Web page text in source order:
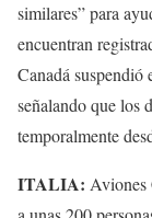
similares” para
encuentran
Canadá suspendió
señalando que los
temporalmente
ITALIA: Aviones